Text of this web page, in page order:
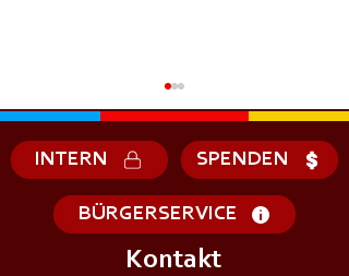
INTERN SPENDEN
BÜRGERSERVICE
Kontakt